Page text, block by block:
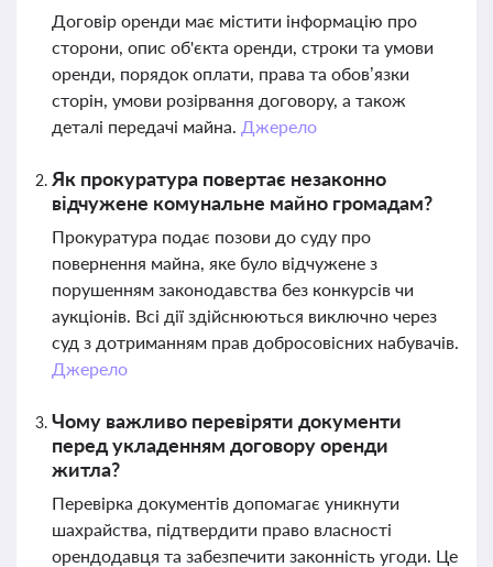
Договір оренди має містити інформацію про
сторони, опис об'єкта оренди, строки та умови
оренди, порядок оплати, права та обов’язки
сторін, умови розірвання договору, а також
деталі передачі майна. Джерело
Як прокуратура повертає незаконно
відчужене комунальне майно громадам?
Прокуратура подає позови до суду про
повернення майна, яке було відчужене з
порушенням законодавства без конкурсів чи
аукціонів. Всі дії здійснюються виключно через
суд з дотриманням прав добросовісних набувачів.
Джерело
Чому важливо перевіряти документи
перед укладенням договору оренди
житла?
Перевірка документів допомагає уникнути
шахрайства, підтвердити право власності
орендодавця та забезпечити законність угоди. Це